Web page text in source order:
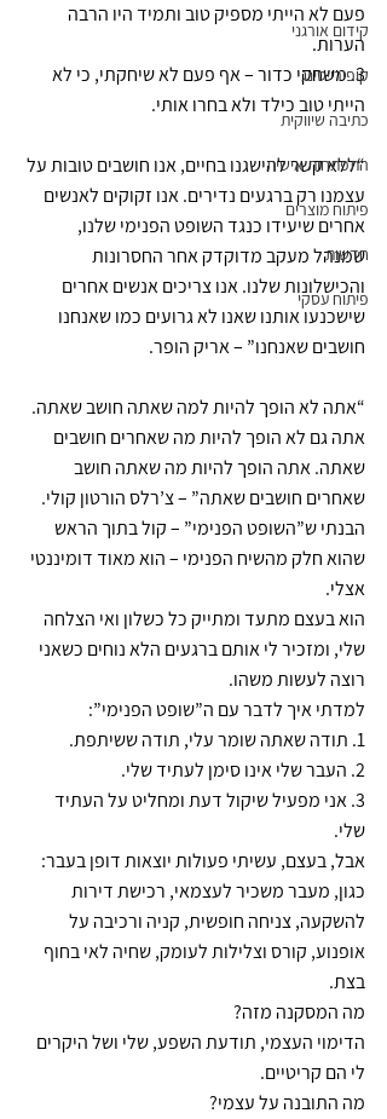
קידום אורגני
קופירייטינג
כתיבה שיווקית
התפתחות אישית
פיתוח מוצרים
חדשות
פיתוח עסקי
פעם לא הייתי מספיק טוב ותמיד היו הרבה
הערות.
3. משחקי כדור – אף פעם לא שיחקתי, כי לא
הייתי טוב כילד ולא בחרו אותי.
“ללא קשר להישגנו בחיים, אנו חושבים טובות על
עצמנו רק ברגעים נדירים. אנו זקוקים לאנשים
אחרים שיעידו כנגד השופט הפנימי שלנו,
שמנהל מעקב מדוקדק אחר החסרונות
והכישלונות שלנו. אנו צריכים אנשים אחרים
שישכנעו אותנו שאנו לא גרועים כמו שאנחנו
חושבים שאנחנו” – אריק הופר.
“אתה לא הופך להיות למה שאתה חושב שאתה.
אתה גם לא הופך להיות מה שאחרים חושבים
שאתה. אתה הופך להיות מה שאתה חושב
שאחרים חושבים שאתה” – צ’רלס הורטון קולי.
הבנתי ש”השופט הפנימי” – קול בתוך הראש
שהוא חלק מהשיח הפנימי – הוא מאוד דומיננטי
אצלי.
הוא בעצם מתעד ומתייק כל כשלון ואי הצלחה
שלי, ומזכיר לי אותם ברגעים הלא נוחים כשאני
רוצה לעשות משהו.
למדתי איך לדבר עם ה”שופט הפנימי”:
1. תודה שאתה שומר עלי, תודה ששיתפת.
2. העבר שלי אינו סימן לעתיד שלי.
3. אני מפעיל שיקול דעת ומחליט על העתיד
שלי.
אבל, בעצם, עשיתי פעולות יוצאות דופן בעבר:
כגון, מעבר משכיר לעצמאי, רכישת דירות
להשקעה, צניחה חופשית, קניה ורכיבה על
אופנוע, קורס וצלילות לעומק, שחיה לאי בחוף
בצת.
מה המסקנה מזה?
הדימוי העצמי, תודעת השפע, שלי ושל היקרים
לי הם קריטיים.
מה התובנה על עצמי?